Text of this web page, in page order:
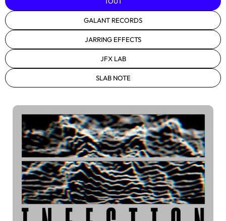
GALANT RECORDS
JARRING EFFECTS
JFX LAB
SLAB NOTE